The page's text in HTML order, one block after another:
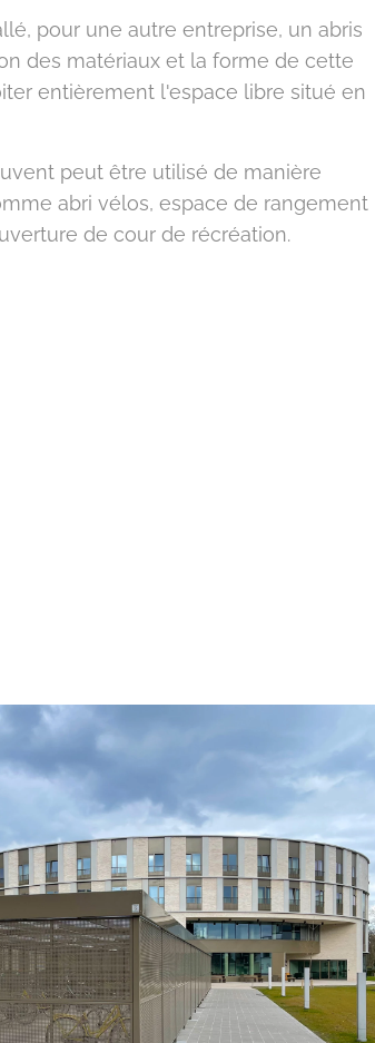
pour une autre entreprise, un abris
des matériaux et la forme de cette
entièrement l'espace libre situé en
peut être utilisé de manière
abri vélos, espace de rangement
de cour de récréation.